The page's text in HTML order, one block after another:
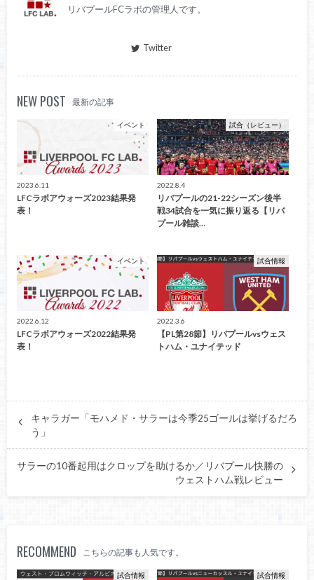
リバプールFCラボの管理人です。
Twitter
NEW POST 最新の記事
イベント
2023.6.11
LFCラボアウォーズ2023結果発
表！
試合（レビュー）
2022.8.4
リバプールの21-22シーズン後半
戦34試合を一気に振り返る【リバ
プール雑談…
イベント
2022.6.12
LFCラボアウォーズ2022結果発
表！
試合情報
2022.3.6
【PL第28節】リバプールvsウェス
トハム・ユナイテッド
キャラガー「モハメド・サラーは今季25ゴールは挙げるだろ
う」
サラーの10番起用はクロップを助けるか／リバプール快勝の
ウェストハム戦レビュー
RECOMMEND こちらの記事も人気です。
試合情報 試合情報